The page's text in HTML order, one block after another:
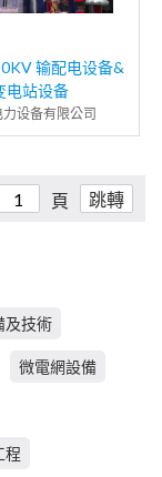
输配电设备&
电站设备
设备有限公司
頁 跳轉
及技術
微電網設備
程